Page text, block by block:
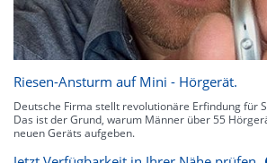
Riesen-Ansturm auf Mini - Hörgerät.
Deutsche Firma stellt revolutionäre Erfindung für
Das ist der Grund, warum Männer über 55
neuen Geräts aufgeben.